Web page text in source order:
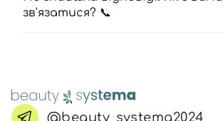
зв'язатися? 📞
@beauty_systema2024